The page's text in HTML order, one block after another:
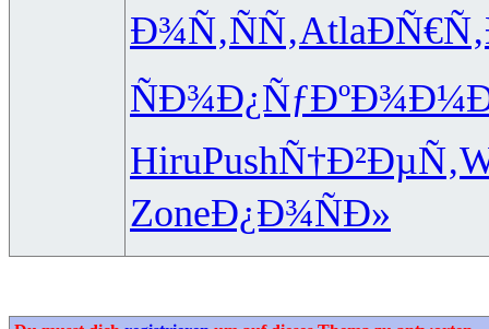
Ð¾Ñ‚ÑÑ‚Atla
ÑÐ¾Ð¿Ñƒ
HiruPushÑ†Ð²ÐµÑ‚
ZoneÐ¿Ð¾ÑÐ»